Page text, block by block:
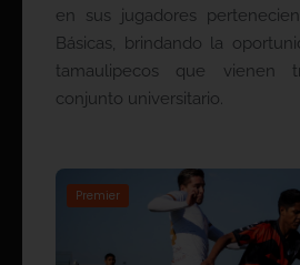
en sus jugadores
Básicas, brindando la
tamaulipecos que vienen
conjunto universitario.
Premier